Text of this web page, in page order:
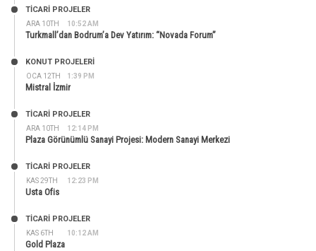
ARA 10TH 10:52 AM
TİCARİ PROJELER
Turkmall’dan Bodrum’a Dev Yatırım: “Novada Forum”
OCA 12TH 1:39 PM
KONUT PROJELERI
Mistral İzmir
ARA 10TH 12:14 PM
TİCARİ PROJELER
Plaza Görünümlü Sanayi Projesi: Modern Sanayi Merkezi
KAS 29TH 12:23 PM
TİCARİ PROJELER
Usta Ofis
KAS 6TH 10:12 AM
TİCARİ PROJELER
Gold Plaza